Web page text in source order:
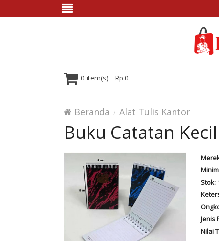
0 item(s) - Rp.0
Beranda Alat Tulis Kantor
Buku Catatan Kecil
Stok:
Jenis
Nilai